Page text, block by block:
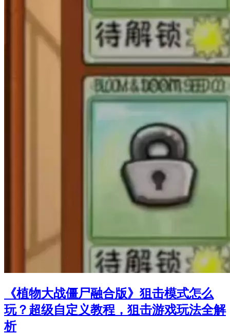
《植物大战僵尸融合版》狙击模式怎么
玩？超级自定义教程，狙击游戏玩法全解
析